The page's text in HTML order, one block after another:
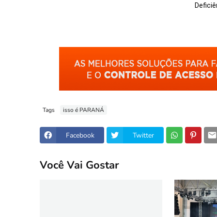
Tags isso é PARANÁ
Facebook Twitter
Você Vai Gostar